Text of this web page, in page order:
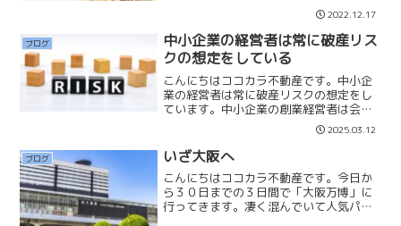
ないと思いませんか？✔月30,000円貯蓄
した場合30,000円✕12ヶ月＝年360,000
円3...
2022.12.17
ブログ
中小企業の経営者は常に破産リス
クの想定をしている
こんにちはココカラ不動産です。中小企
業の経営者は常に破産リスクの想定をし
ています。中小企業の創業経営者は会社
が破産してしまったら人生も終わってし
まいます。金融機関から融資を受けると
きには「経営者保証」をつけなければい
けないこともあります。事...
2025.03.12
ブログ いざ大阪へ
こんにちはココカラ不動産です。今日か
ら３０日までの３日間で「大阪万博」に
行ってきます。凄く混んでいて人気パビ